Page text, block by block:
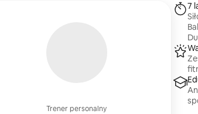
Trener personalny
7